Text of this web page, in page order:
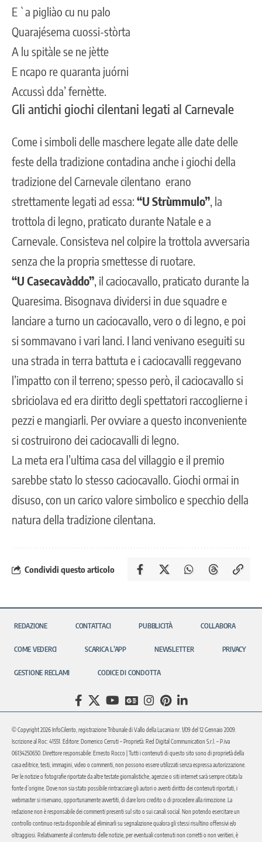
E `a pigliào cu nu palo
Quarajésema cuossi-stòrta
A lu spitàle se ne jètte
E ncapo re quaranta juórni
Accussì dda’ fernètte.
Gli antichi giochi cilentani legati al Carnevale
Come i simboli delle maschere legate alle date delle
feste della tradizione contadina anche i giochi della
tradizione del Carnevale cilentano erano
strettamente legati ad essa: “U Strùmmulo”, la
trottola di legno, praticato durante Natale e a
Carnevale. Consisteva nel colpire la trottola avversaria
senza che la propria smettesse di ruotare.
“U Casecavàddo”, il caciocavallo, praticato durante la
Quaresima. Bisognava dividersi in due squadre e
lanciare a turno un caciocavallo, vero o di legno, e poi
si sommavano i vari lanci. I lanci venivano eseguiti su
una strada in terra battuta e i caciocavalli reggevano
l’impatto con il terreno; spesso però, il caciocavallo si
sbriciolava ed era diritto degli spettatori raccoglierne i
pezzi e mangiarli. Per ovviare a questo inconveniente
si costruirono dei caciocavalli di legno.
La meta era l’ultima casa del villaggio e il premio
sarebbe stato lo stesso caciocavallo. Giochi ormai in
disuso, con un carico valore simbolico e specchio della
natura della tradizione cilentana.
Condividi questo articolo
REDAZIONE CONTATTACI PUBBLICITÀ COLLABORA
COME VEDERCI SCARICA L’APP NEWSLETTER PRIVACY
GESTIONE RECLAMI CODICE DI CONDOTTA
© Copyright 2026 InfoCilento, registrazione Tribunale di Vallo della Lucania nr. 1/09 del 12 Gennaio 2009.
Iscrizione al Roc: 41551. Editore: Domenico Cerruti – Proprietà: Red Digital Communication S.r.l. – P.iva
06134250650. Direttore responsabile: Ernesto Rocco | Tutti i contenuti di questo sito sono di proprietà della
casa editrice, testi, immagini, video o commenti, non possono essere utilizzati senza espressa autorizzazione.
Per le notizie o fotografie riportate da altre testate giornalistiche, agenzie o siti internet sarà sempre citata la
fonte d’origine. Dove non sia stato possibile rintracciare gli autori o aventi diritto dei contenuti riportati, i
webmaster si riservano, opportunamente avvertiti, di dare loro credito o di procedere alla rimozione. La
redazione non è responsabile dei commenti presenti sul sito o sui canali social. Non potendo esercitare un
controllo continuo resta disponibile ad eliminarli su segnalazione qualora gli stessi risultino offensivi e/o
oltraggiosi. Relativamente al contenuto delle notizie, per eventuali contenuti non corretti o non veritieri, è